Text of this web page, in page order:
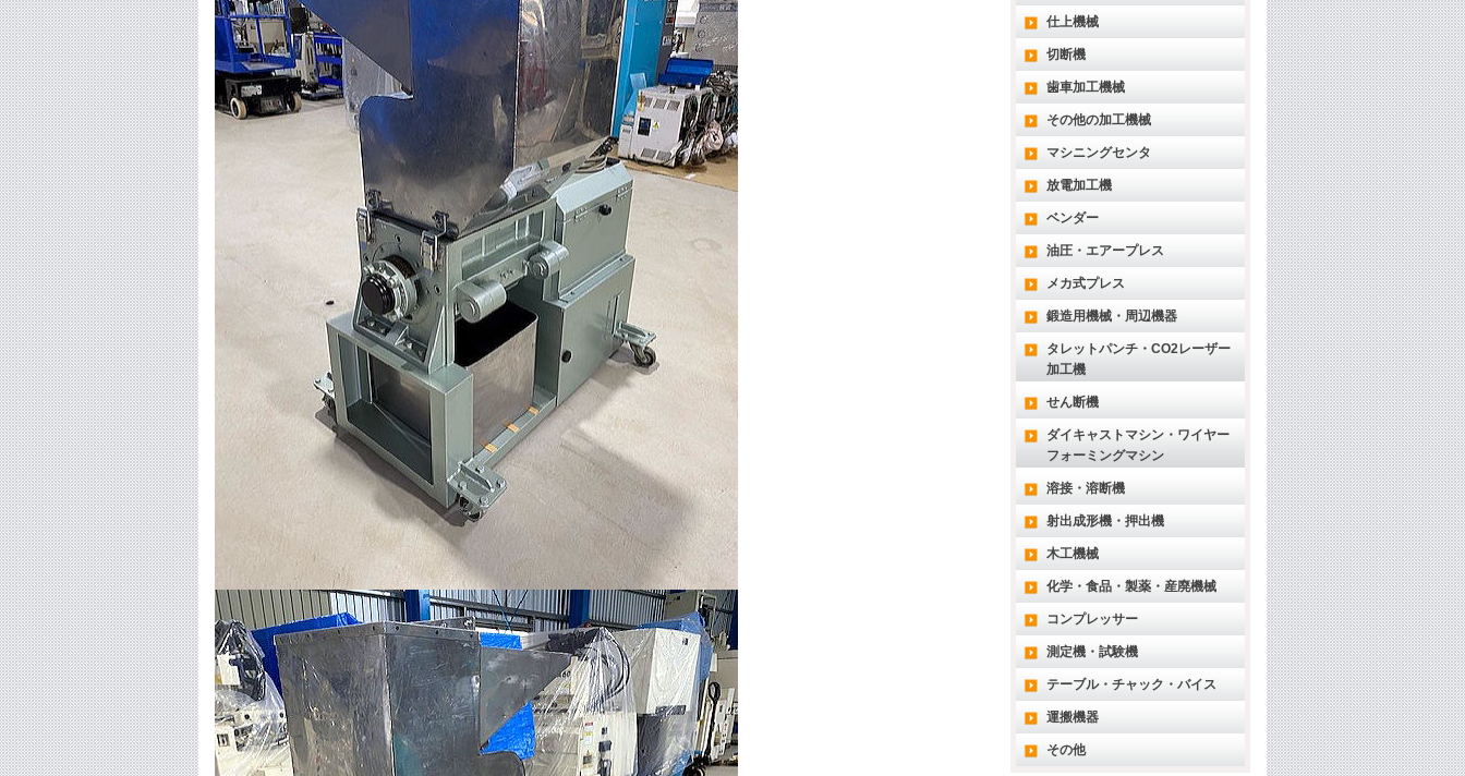
仕上機械
切断機
歯車加工機械
その他の加工機械
マシニングセンタ
放電加工機
ベンダー
油圧・エアープレス
メカ式プレス
鍛造用機械・周辺機器
タレットパンチ・CO2レーザー
加工機
せん断機
ダイキャストマシン・ワイヤー
フォーミングマシン
溶接・溶断機
射出成形機・押出機
木工機械
化学・食品・製薬・産廃機械
コンプレッサー
測定機・試験機
テーブル・チャック・バイス
運搬機器
その他